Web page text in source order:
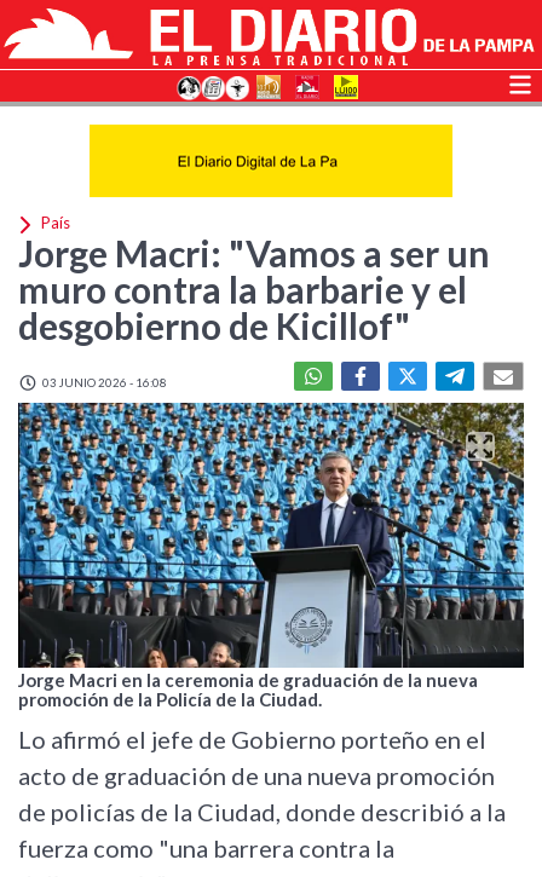
País
Jorge Macri: "Vamos a ser un
muro contra la barbarie y el
desgobierno de Kicillof"
03 JUNIO 2026 - 16:08
Jorge Macri en la ceremonia de graduación de la nueva
promoción de la Policía de la Ciudad.
Lo afirmó el jefe de Gobierno porteño en el
acto de graduación de una nueva promoción
de policías de la Ciudad, donde describió a la
fuerza como "una barrera contra la